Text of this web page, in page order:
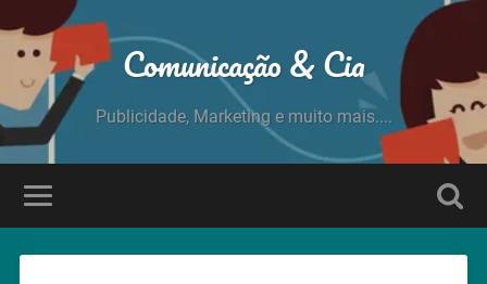
Comunicação & Cia
Publicidade, Marketing e muito mais....